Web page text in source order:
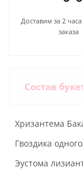
Доставим за 2
заказа
Состав
Хризантема
Гвоздика
Эустома